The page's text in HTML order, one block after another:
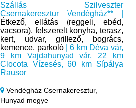
Szállás Szilveszter
Csernakeresztur Vendégház** |
Étkező, ellátás (reggeli, ebéd,
vacsora), felszerelt konyha, terasz,
kert, udvar, grillező, bogrács,
kemence, parkoló| 6 km Déva vár,
9 km Vajdahunyad vár, 22 km
Clocota Vízesés, 60 km Sípálya
Rausor
Vendégház Csernakeresztur,
Hunyad megye